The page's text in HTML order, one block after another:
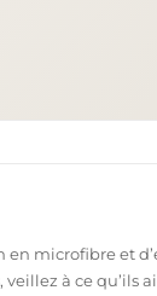
microfibre et
à ce qu’ils